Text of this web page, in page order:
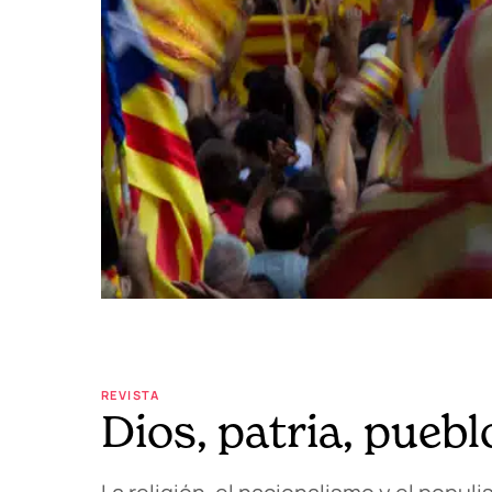
REVISTA
Dios, patria,